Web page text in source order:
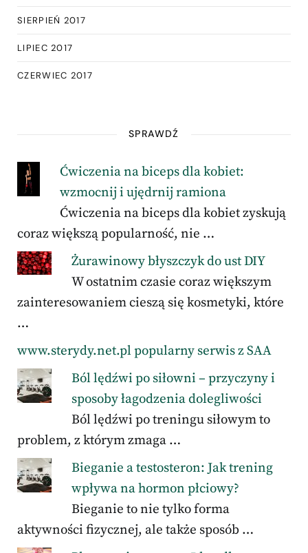
SIERPIEŃ 2017
LIPIEC 2017
CZERWIEC 2017
SPRAWDŹ
Ćwiczenia na biceps dla kobiet:
wzmocnij i ujędrnij ramiona
Ćwiczenia na biceps dla kobiet zyskują
coraz większą popularność, nie …
Żurawinowy błyszczyk do ust DIY
W ostatnim czasie coraz większym
zainteresowaniem cieszą się kosmetyki, które
…
www.sterydy.net.pl popularny serwis z SAA
Ból lędźwi po siłowni – przyczyny i
sposoby łagodzenia dolegliwości
Ból lędźwi po treningu siłowym to
problem, z którym zmaga …
Bieganie a testosteron: Jak trening
wpływa na hormon płciowy?
Bieganie to nie tylko forma
aktywności fizycznej, ale także sposób …